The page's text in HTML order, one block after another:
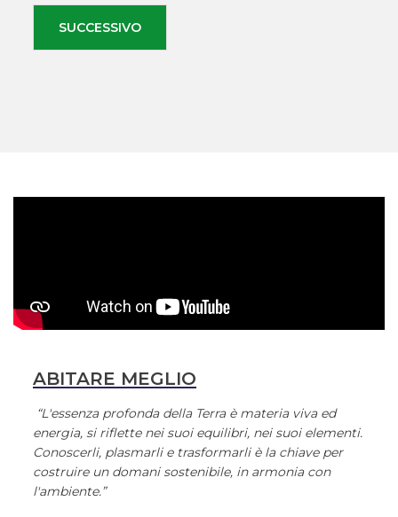
SUCCESSIVO
ABITARE MEGLIO
“L'essenza profonda della Terra è materia viva ed
energia, si riflette nei suoi equilibri, nei suoi elementi.
Conoscerli, plasmarli e trasformarli è la chiave per
costruire un domani sostenibile, in armonia con
l'ambiente.”